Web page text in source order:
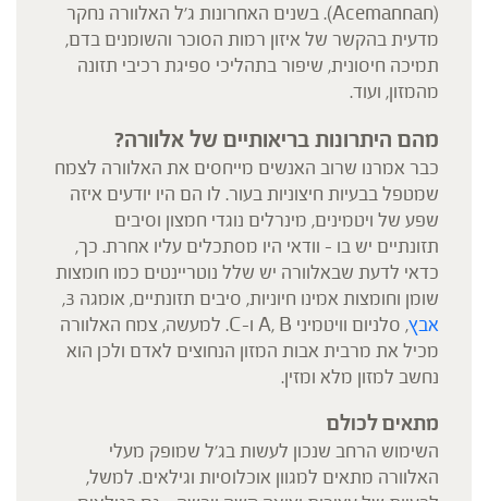
(Acemannan). בשנים האחרונות ג'ל האלוורה נחקר
מדעית בהקשר של איזון רמות הסוכר והשומנים בדם,
תמיכה חיסונית, שיפור בתהליכי ספיגת רכיבי תזונה
מהמזון, ועוד.
מהם היתרונות בריאותיים של אלוורה?
כבר אמרנו שרוב האנשים מייחסים את האלוורה לצמח
שמטפל בבעיות חיצוניות בעור. לו הם היו יודעים איזה
שפע של ויטמינים, מינרלים נוגדי חמצון וסיבים
תזונתיים יש בו – וודאי היו מסתכלים עליו אחרת. כך,
כדאי לדעת שבאלוורה יש שלל נוטריינטים כמו חומצות
שומן וחומצות אמינו חיוניות, סיבים תזונתיים, אומגה 3,
אבץ
, סלניום וויטמיני A, B ו-C. למעשה, צמח האלוורה
מכיל את מרבית אבות המזון הנחוצים לאדם ולכן הוא
נחשב למזון מלא ומזין.
מתאים לכולם
השימוש הרחב שנכון לעשות בג'ל שמופק מעלי
האלוורה מתאים למגוון אוכלוסיות וגילאים. למשל,